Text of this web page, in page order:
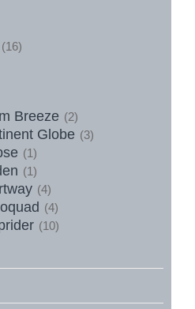
(16)
Breeze (2)
Globe (3)
(1)
(1)
(4)
(4)
(10)